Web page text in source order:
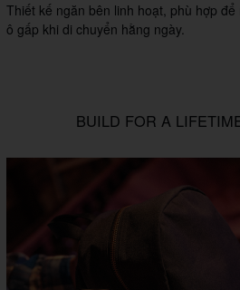
Thiết kế ngăn bên linh hoạt, phù hợp
ô gấp khi di chuyển hằng ngày.
BUILD FOR A